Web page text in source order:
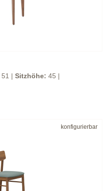
51 | Sitzhöhe: 45 |
konfigurierbar